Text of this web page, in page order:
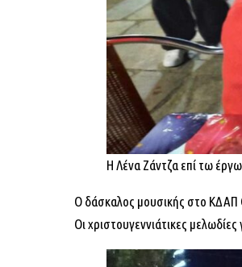
Η Λένα Ζάντζα επί τω έργω
Ο δάσκαλος μουσικής στο ΚΔΑΠ
Οι χριστουγεννιάτικες